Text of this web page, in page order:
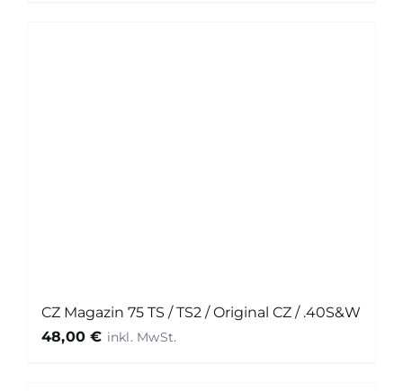
CZ Magazin 75 TS / TS2 / Original CZ / .40S&W
48,00€